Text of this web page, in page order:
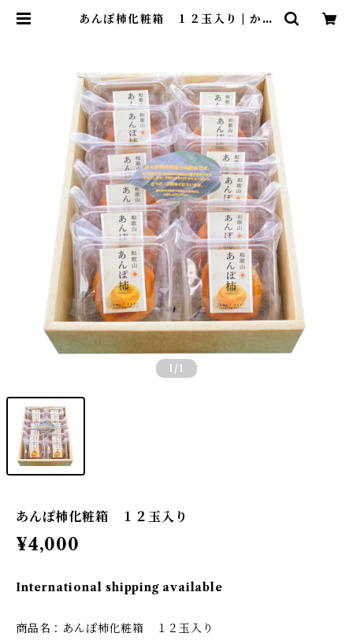
あんぽ柿化粧箱 １２玉入り | かつ
1 /1
あんぽ柿化粧箱 １２玉入り
¥4,000
International shipping available
商品名：あんぽ柿化粧箱 １２玉入り